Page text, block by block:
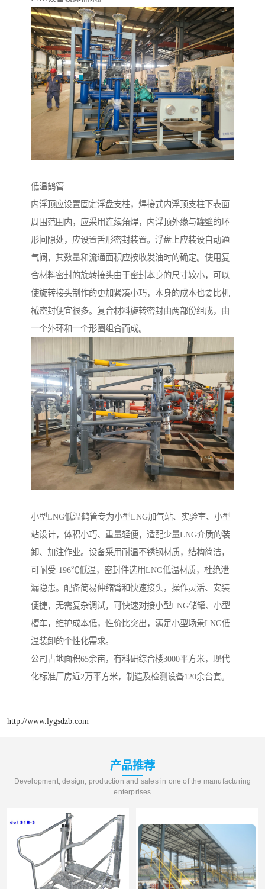
低温鹤管
内浮顶应设置固定浮盘支柱，焊接式内浮顶支柱下表面
周围范围内，应采用连续角焊，内浮顶外缘与罐壁的环
形间隙处，应设置舌形密封装置。浮盘上应装设自动通
气阀，其数量和流通面积应按收发油时的确定。使用复
合材料密封的旋转接头由于密封本身的尺寸较小，可以
使旋转接头制作的更加紧凑小巧，本身的成本也要比机
械密封便宜很多。复合材料旋转密封由两部份组成，由
一个外环和一个形圈组合而成。
小型LNG低温鹤管专为小型LNG加气站、实验室、小型
站设计，体积小巧、重量轻便，适配少量LNG介质的装
卸、加注作业。设备采用耐温不锈钢材质，结构简洁，
可耐受-196℃低温，密封件选用LNG低温材质，杜绝泄
漏隐患。配备简易伸缩臂和快速接头，操作灵活、安装
便捷，无需复杂调试，可快速对接小型LNG储罐、小型
槽车，维护成本低，性价比突出，满足小型场景LNG低
温装卸的个性化需求。
公司占地面积65余亩，有科研综合楼3000平方米，现代
化标准厂房近2万平方米，制造及检测设备120余台套。
http://www.lygsdzb.com
产品推荐
Development, design, production and sales in one of the manufacturing
enterprises